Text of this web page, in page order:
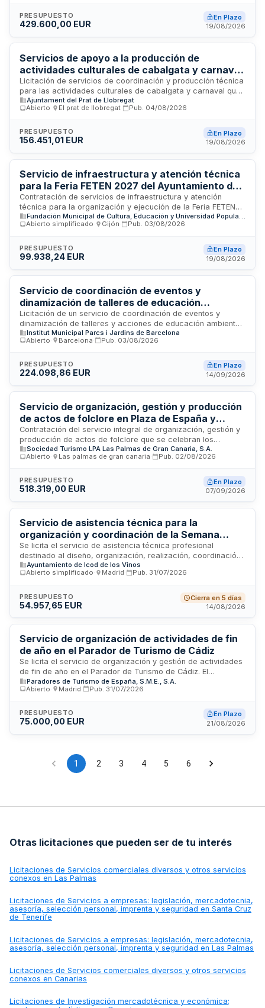
contenidos audiovisuales, comunicación de eventos
culturales, mediación con agentes sociales y transferencia
servicio de carácter transversal que garantizará la calidad,
continuidad y proyección de las iniciativas de artes
escénicas, audiovisuales, actividades comunitarias e
iniciativas educativas.
PRESUPUESTO
429.600,00 EUR
En Plazo
19/08/2026
Servicios de apoyo a la producción de
actividades culturales de cabalgata y carnaval
del Ayuntamiento del Prat de Llobregat
Licitación de servicios de coordinación y producción técnica
para las actividades culturales de cabalgata y carnaval que
organiza el Ayuntamiento del Prat de Llobregat. El
adjudicatario proporcionará recursos humanos
actos y gestión de actividades en espacios públicos,
garantizando la continuidad y calidad en la ejecución de
Ajuntament del Prat de Llobregat
Abierto
El prat de llobregat Pub. 04/08/2026
PRESUPUESTO
156.451,01 EUR
En Plazo
19/08/2026
Servicio de infraestructura y atención técnica
para la Feria FETEN 2027 del Ayuntamiento de
Gijón
Contratación de servicios de infraestructura y atención
técnica para la organización y ejecución de la Feria FETEN
2027 por parte del Ayuntamiento de Gijón/Xixón. El servicio
comprende la gestión de contactos con compañías
planificación de montaje y desmontaje de infraestructuras,
coordinación técnica durante el evento, y dotación de
sonido y tramoya. Se requiere atención y soporte técnico a
las compañías participantes durante el desarrollo de la feria.
Fundación Municipal de Cultura, Educación y Universidad Popular de Gijón
Abierto simplificado
Gijón Pub. 03/08/2026
PRESUPUESTO
99.938,24 EUR
En Plazo
19/08/2026
Servicio de coordinación de eventos y
dinamización de talleres de educación
ambiental del Instituto Municipal de Parques y
Jardines de Barcelona con criterios de
sostenibilidad
Licitación de un servicio de coordinación de eventos y
dinamización de talleres y acciones de educación ambiental
impulsadas por el Instituto Municipal de Parques y Jardines
de Barcelona. El contrato incorpora medidas de contratación
con una duración inicial de dos años y posibilidad de
prórroga por dos años más. La entidad contratante es la
de la Presidència municipal.
Institut Municipal Parcs i Jardins de Barcelona
Abierto
Barcelona Pub. 03/08/2026
PRESUPUESTO
224.098,86 EUR
En Plazo
14/09/2026
Servicio de organización, gestión y producción
de actos de folclore en Plaza de España y
Pueblo Canario para Turismo Las Palmas
Contratación del servicio integral de organización, gestión y
producción de actos de folclore que se celebran los
sábados en Plaza de España y los domingos en Pueblo
Canario. El servicio tiene como finalidad promocionar y
residentes y turistas, generando experiencias singulares que
dinamicen la zona comercial Mesa y López y el conjunto
Cultural. La empresa adjudicataria debe aportar todos los
medios humanos, técnicos y materiales necesarios para la
ejecución de los trabajos.
Sociedad Turismo LPA Las Palmas de Gran Canaria, S.A.
Abierto
Las palmas de gran canaria Pub. 02/08/2026
PRESUPUESTO
518.319,00 EUR
En Plazo
07/09/2026
Servicio de asistencia técnica para la
organización y coordinación de la Semana
Europea de la Movilidad 2026 y 2027 en Icod de
los Vinos
Se licita el servicio de asistencia técnica profesional
destinado al diseño, organización, realización, coordinación
y seguimiento de la Semana Europea de la Movilidad durante
los años 2026 y 2027 en el municipio de Icod de los Vinos. El
evento, la coordinación de actividades y el seguimiento de
su ejecución, incluyendo la gestión de equipos técnicos
dos años, con desarrollo anual del 16 al 22 de septiembre.
Ayuntamiento de Icod de los Vinos
Abierto simplificado
Madrid Pub. 31/07/2026
PRESUPUESTO
54.957,65 EUR
Cierra en 5 días
14/08/2026
Servicio de organización de actividades de fin
de año en el Parador de Turismo de Cádiz
Se licita el servicio de organización y gestión de actividades
de fin de año en el Parador de Turismo de Cádiz. El
adjudicatario será responsable de planificar, coordinar y
ejecutar un programa completo de eventos y actividades
deberá aportar personal cualificado, materiales necesarios
y garantizar la correcta integración de los servicios con la
y conforme a los estándares de calidad del Parador.
Paradores de Turismo de España, S.M.E., S.A.
Abierto
Madrid Pub. 31/07/2026
PRESUPUESTO
75.000,00 EUR
En Plazo
21/08/2026
1 2 3 4 5 6
Otras licitaciones que pueden ser de tu interés
Licitaciones de Servicios comerciales diversos y otros servicios
conexos en Las Palmas
Licitaciones de Servicios a empresas: legislación, mercadotecnia,
asesoría, selección personal, imprenta y seguridad en Santa Cruz
de Tenerife
Licitaciones de Servicios a empresas: legislación, mercadotecnia,
asesoría, selección personal, imprenta y seguridad en Las Palmas
Licitaciones de Servicios comerciales diversos y otros servicios
conexos en Canarias
Licitaciones de Investigación mercadotécnica y económica;